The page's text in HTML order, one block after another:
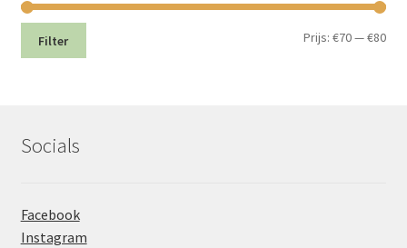
Min.
Filter Prijs:€70—€80
Socials
Facebook
Instagram